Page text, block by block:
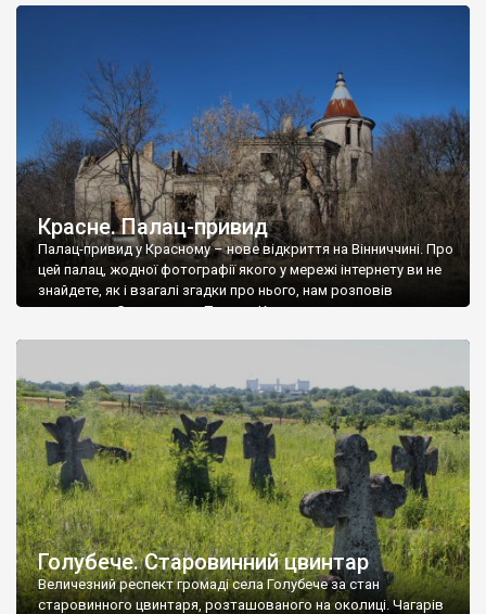
Красне. Палац-привид
Палац-привид у Красному – нове відкриття на Вінниччині. Про
цей палац, жодної фотографії якого у мережі інтернету ви не
знайдете, як і взагалі згадки про нього, нам розповів
мешканець Самгородка. Палац у Красному вразив не лише
Голубече. Старовинний цвинтар
Величезний респект громаді села Голубече за стан
старовинного цвинтаря, розташованого на околиці. Чагарів